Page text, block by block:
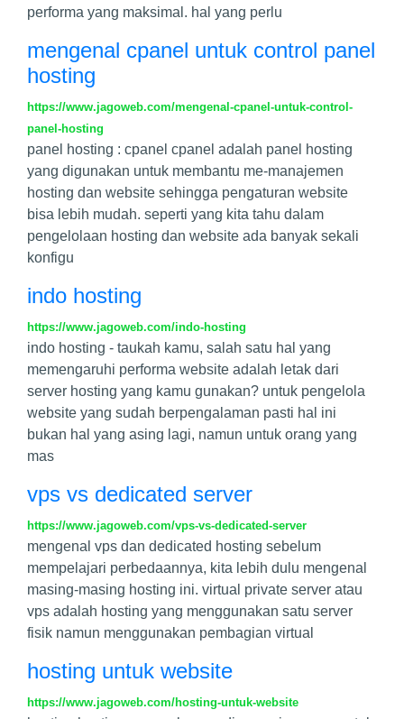
performa yang maksimal. hal yang perlu
mengenal cpanel untuk control panel
hosting
https://www.jagoweb.com/mengenal-cpanel-untuk-control-
panel-hosting
panel hosting : cpanel cpanel adalah panel hosting
yang digunakan untuk membantu me-manajemen
hosting dan website sehingga pengaturan website
bisa lebih mudah. seperti yang kita tahu dalam
pengelolaan hosting dan website ada banyak sekali
konfigu
indo hosting
https://www.jagoweb.com/indo-hosting
indo hosting - taukah kamu, salah satu hal yang
memengaruhi performa website adalah letak dari
server hosting yang kamu gunakan? untuk pengelola
website yang sudah berpengalaman pasti hal ini
bukan hal yang asing lagi, namun untuk orang yang
mas
vps vs dedicated server
https://www.jagoweb.com/vps-vs-dedicated-server
mengenal vps dan dedicated hosting sebelum
mempelajari perbedaannya, kita lebih dulu mengenal
masing-masing hosting ini. virtual private server atau
vps adalah hosting yang menggunakan satu server
fisik namun menggunakan pembagian virtual
hosting untuk website
https://www.jagoweb.com/hosting-untuk-website